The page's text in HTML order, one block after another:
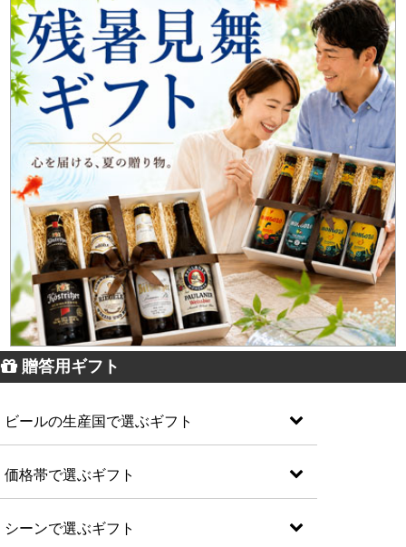
贈答用ギフト
ビールの生産国で選ぶギフト
価格帯で選ぶギフト
シーンで選ぶギフト